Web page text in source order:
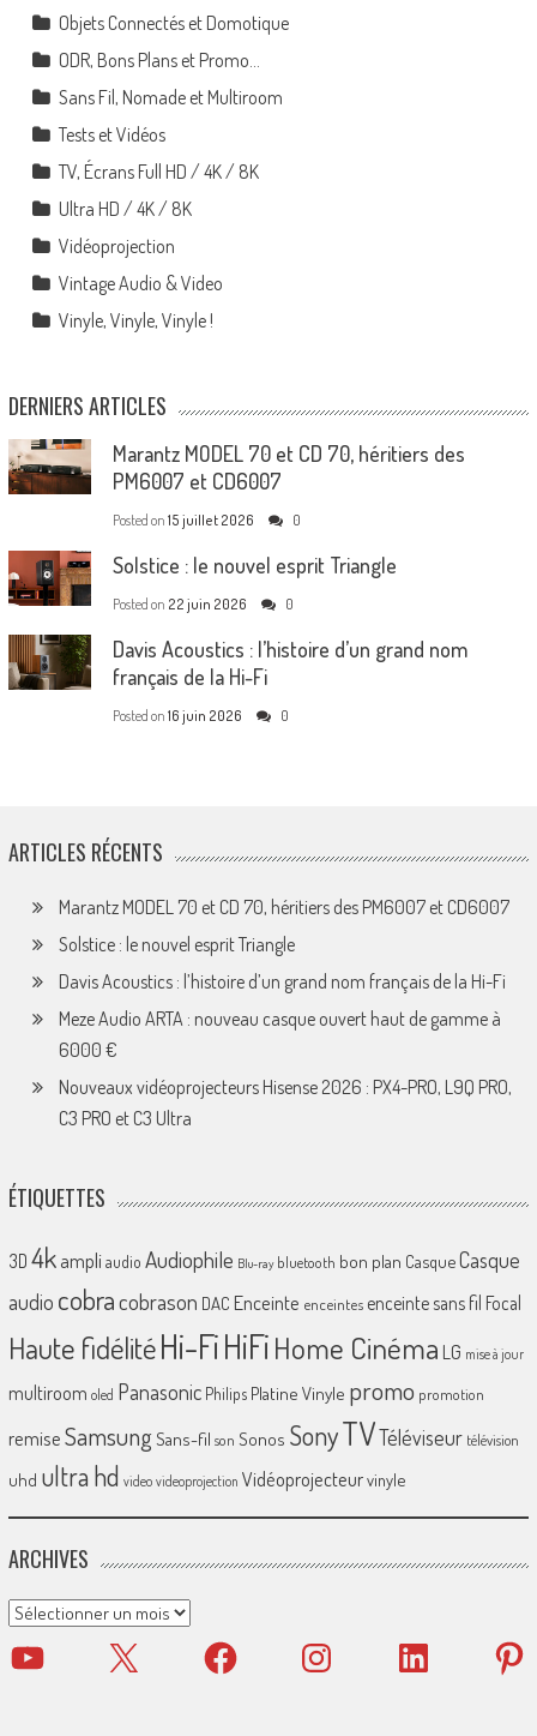
Objets Connectés et Domotique
ODR, Bons Plans et Promo…
Sans Fil, Nomade et Multiroom
Tests et Vidéos
TV, Écrans Full HD / 4K / 8K
Ultra HD / 4K / 8K
Vidéoprojection
Vintage Audio & Video
Vinyle, Vinyle, Vinyle !
DERNIERS ARTICLES
Marantz MODEL 70 et CD 70, héritiers des
PM6007 et CD6007
Posted on 15 juillet 2026 0
Solstice : le nouvel esprit Triangle
Posted on 22 juin 2026 0
Davis Acoustics : l’histoire d’un grand nom
français de la Hi-Fi
Posted on 16 juin 2026 0
ARTICLES RÉCENTS
Marantz MODEL 70 et CD 70, héritiers des PM6007 et CD6007
Solstice : le nouvel esprit Triangle
Davis Acoustics : l’histoire d’un grand nom français de la Hi-Fi
Meze Audio ARTA : nouveau casque ouvert haut de gamme à
6000 €
Nouveaux vidéoprojecteurs Hisense 2026 : PX4-PRO, L9Q PRO,
C3 PRO et C3 Ultra
ÉTIQUETTES
3D 4k ampliaudio Audiophile Blu-ray bluetooth bon plan CasqueCasque
audio cobracobrason DAC Enceinte enceintes enceinte sans fil Focal
Haute fidélitéHi-FiHiFiHome Cinéma LG mise à jour
multiroom oled Panasonic Philips Platine Vinyle promo promotion
remiseSamsungSans-fil son Sonos SonyTVTéléviseur télévision
uhd ultra hd video videoprojection Vidéoprojecteurvinyle
ARCHIVES
Archives
YouTube X Facebook Instagram LinkedIn